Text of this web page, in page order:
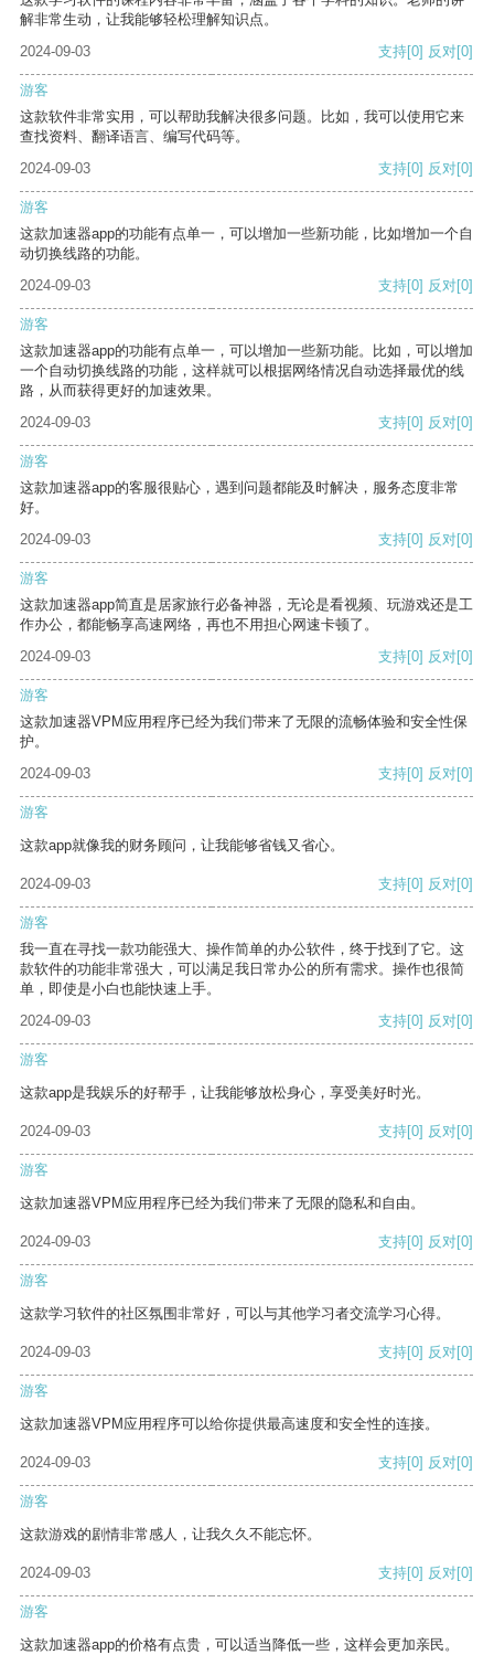
解非常生动，让我能够轻松理解知识点。
2024-09-03
支持[0] 反对[0]
游客
这款软件非常实用，可以帮助我解决很多问题。比如，我可以使用它来
查找资料、翻译语言、编写代码等。
2024-09-03
支持[0] 反对[0]
游客
这款加速器app的功能有点单一，可以增加一些新功能，比如增加一个自
动切换线路的功能。
2024-09-03
支持[0] 反对[0]
游客
这款加速器app的功能有点单一，可以增加一些新功能。比如，可以增加
一个自动切换线路的功能，这样就可以根据网络情况自动选择最优的线
路，从而获得更好的加速效果。
2024-09-03
支持[0] 反对[0]
游客
这款加速器app的客服很贴心，遇到问题都能及时解决，服务态度非常
好。
2024-09-03
支持[0] 反对[0]
游客
这款加速器app简直是居家旅行必备神器，无论是看视频、玩游戏还是工
作办公，都能畅享高速网络，再也不用担心网速卡顿了。
2024-09-03
支持[0] 反对[0]
游客
这款加速器VPM应用程序已经为我们带来了无限的流畅体验和安全性保
护。
2024-09-03
支持[0] 反对[0]
游客
这款app就像我的财务顾问，让我能够省钱又省心。
2024-09-03 支持[0] 反对[0]
游客
我一直在寻找一款功能强大、操作简单的办公软件，终于找到了它。这
款软件的功能非常强大，可以满足我日常办公的所有需求。操作也很简
单，即使是小白也能快速上手。
2024-09-03
支持[0] 反对[0]
游客
这款app是我娱乐的好帮手，让我能够放松身心，享受美好时光。
2024-09-03 支持[0] 反对[0]
游客
这款加速器VPM应用程序已经为我们带来了无限的隐私和自由。
2024-09-03 支持[0] 反对[0]
游客
这款学习软件的社区氛围非常好，可以与其他学习者交流学习心得。
2024-09-03 支持[0] 反对[0]
游客
这款加速器VPM应用程序可以给你提供最高速度和安全性的连接。
2024-09-03 支持[0] 反对[0]
游客
这款游戏的剧情非常感人，让我久久不能忘怀。
2024-09-03 支持[0] 反对[0]
游客
这款加速器app的价格有点贵，可以适当降低一些，这样会更加亲民。